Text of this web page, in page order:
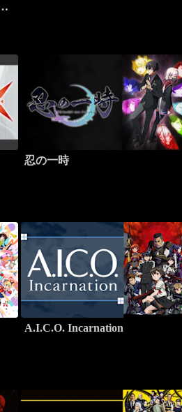
忍の一時
A.I.C.O. Incarnation